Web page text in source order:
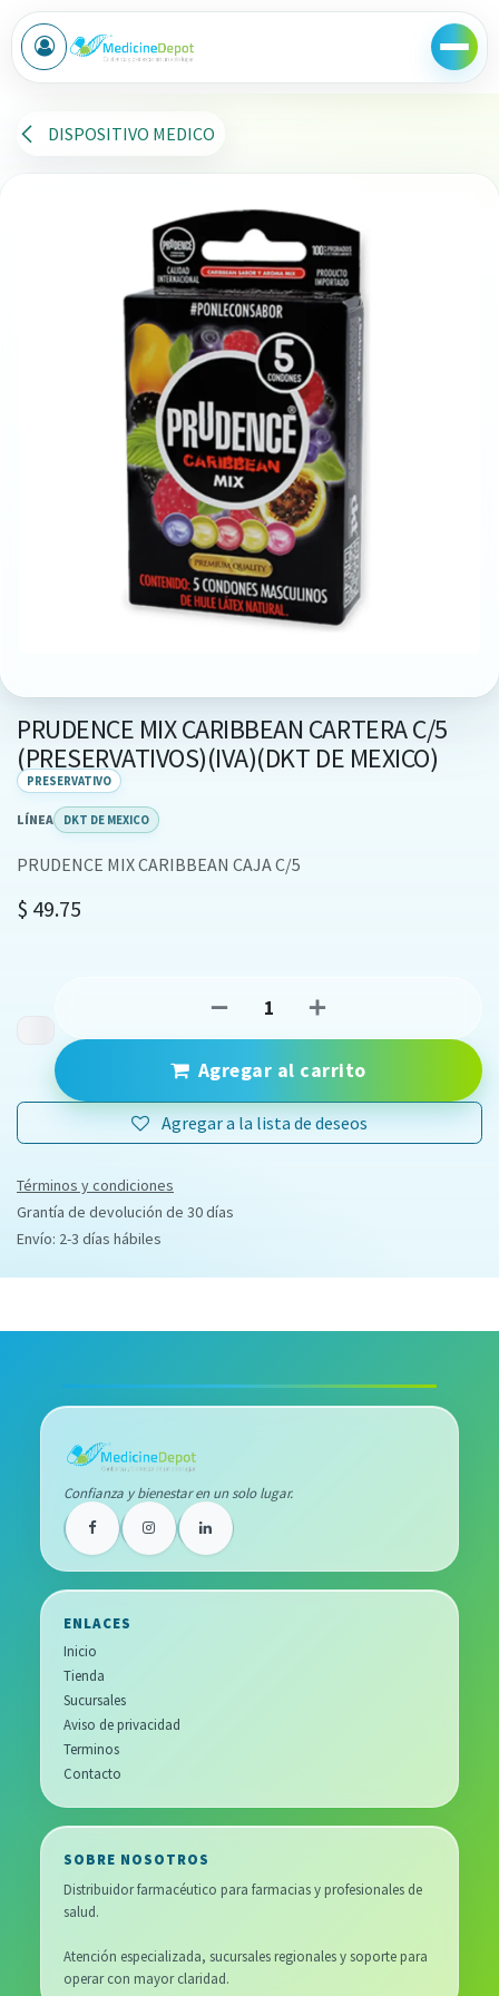
Ir al contenido
DISPOSITIVO MEDICO
PRUDENCE MIX CARIBBEAN CARTERA C/5
(PRESERVATIVOS)(IVA)(DKT DE MEXICO)
PRESERVATIVO
LÍNEA DKT DE MEXICO
PRUDENCE MIX CARIBBEAN CAJA C/5
$ 49.75
Agregar al carrito
Agregar a la lista de deseos
Términos y condiciones
Grantía de devolución de 30 días
Envío: 2-3 días hábiles
Confianza y bienestar en un solo lugar.
ENLACES
Inicio
Tienda
Sucursales
Aviso de privacidad
Terminos
Contacto
SOBRE NOSOTROS
Distribuidor farmacéutico para farmacias y profesionales de
salud.
Atención especializada, sucursales regionales y soporte para
operar con mayor claridad.